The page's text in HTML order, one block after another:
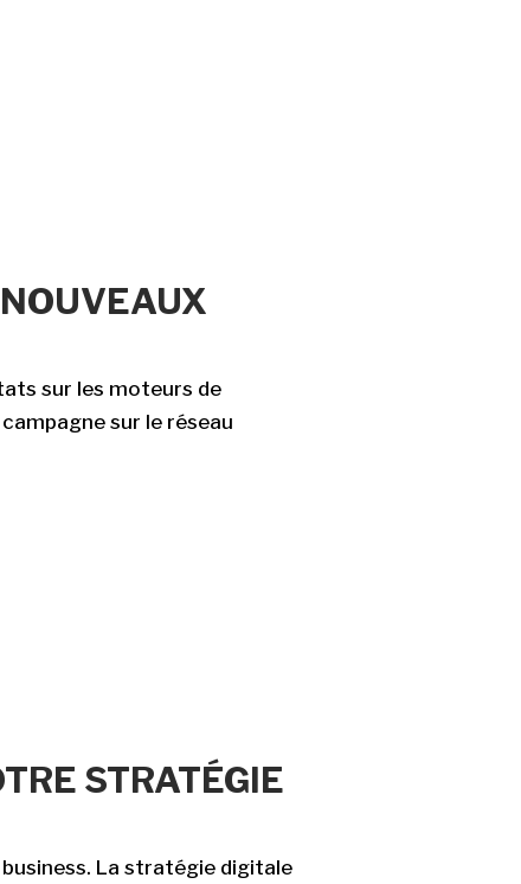
sur les moteurs de
sur le réseau
STRATÉGIE
La stratégie digitale